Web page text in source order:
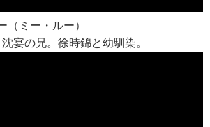
ミー・ルー）
宴の兄。徐時錦と幼馴染。